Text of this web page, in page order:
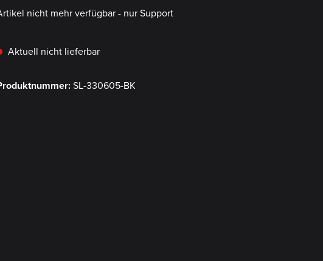
nicht mehr verfügbar - nur Support
Aktuell nicht lieferbar
SL-330605-BK